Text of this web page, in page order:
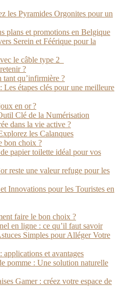
les Pyramides Orgonites pour un
plans et promotions en Belgique
Serein et Féérique pour la
le câble type 2
?
tant qu’infirmière ?
étapes clés pour une meilleure
en or ?
Clé de la Numérisation
dans la vie active ?
les Calanques
bon choix ?
papier toilette idéal pour vos
reste une valeur refuge pour les
Innovations pour les Touristes en
faire le bon choix ?
en ligne : ce qu’il faut savoir
Simples pour Alléger Votre
et avantages
pomme : Une solution naturelle
Gamer : créez votre espace de